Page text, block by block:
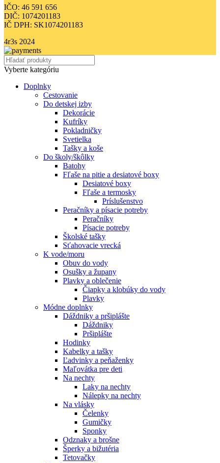
IČO: 46 591 656
DIČ: 1074201183
IČ DPH: SK1074201183
4r3s 2024
Vyberte kategóriu
Doplnky
Cestovanie
Do detskej izby
Dekorácie
Kufríky
Pokladničky
Svetielka
Tašky a koše
Do školy/škôlky
Batohy
Fľaše na pitie a desiatové boxy
Desiatové boxy
Fľaše a termosky
Príslušenstvo
Peračníky a písacie potreby
Peračníky
Písacie potreby
Školské tašky
Sťahovacie vrecká
K vode/moru
Obuv do vody
Osušky a župany
Plavky a oblečenie
Čiapky a klobúky do vody
Plavky
Módne doplnky
Dáždniky a pršiplášte
Dáždniky
Pršiplášte
Hodinky
Kabelky a tašky
Ľadvinky a peňaženky
Maľovátka pre deti
Na nechty
Laky na nechty
Nálepky na nechty
Na vlásky
Čelenky
Gumičky
Sponky
Odznaky a brošne
Šperky a bižutéria
Tetovačky